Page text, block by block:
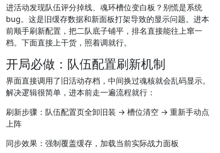
进活动发现队伍评分掉线、魂环槽位变白板？别慌是系统
bug。这是旧缓存数据和新面板打架导致的显示问题。进本
前顺手刷新配置，把二队底子铺平，排名直接能往上窜一
档。下面直接上干货，照着调就行。
开局必做：队伍配置刷新机制
界面直接调用了旧活动存档，中间换过魂核就会乱码显示。
解决逻辑很简单，进本前走一遍流程就行：
刷新步骤：队伍配置页全卸旧装 → 槽位清空 → 重新手动点
上阵
同步效果：强制覆盖缓存，加载当前实际战力面板